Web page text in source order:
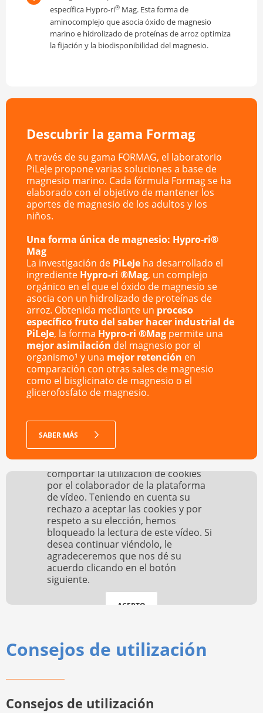
específica Hypro-ri® Mag. Esta forma de
aminocomplejo que asocia óxido de magnesio
marino e hidrolizado de proteínas de arroz optimiza
la fijación y la biodisponibilidad del magnesio.
Descubrir la gama Formag
A través de su gama FORMAG, el laboratorio
PiLeJe propone varias soluciones a base de
magnesio marino. Cada fórmula Formag se ha
elaborado con el objetivo de mantener los
aportes de magnesio de los adultos y los
niños.
Una forma única de magnesio: Hypro-ri®
Mag
La investigación de PiLeJe ha desarrollado el
ingrediente Hypro-ri ®Mag, un complejo
orgánico en el que el óxido de magnesio se
asocia con un hidrolizado de proteínas de
arroz. Obtenida mediante un proceso
específico fruto del saber hacer industrial de
PiLeJe, la forma Hypro-ri ®Mag permite una
mejor asimilación del magnesio por el
organismo¹ y una mejor retención en
comparación con otras sales de magnesio
como el bisglicinato de magnesio o el
glicerofosfato de magnesio.
SABER MÁS
El visionado de este vídeo puede
comportar la utilización de cookies
por el colaborador de la plataforma
de vídeo. Teniendo en cuenta su
rechazo a aceptar las cookies y por
respeto a su elección, hemos
bloqueado la lectura de este vídeo. Si
desea continuar viéndolo, le
agradeceremos que nos dé su
acuerdo clicando en el botón
siguiente.
ACEPTO
Consejos de utilización
Consejos de utilización